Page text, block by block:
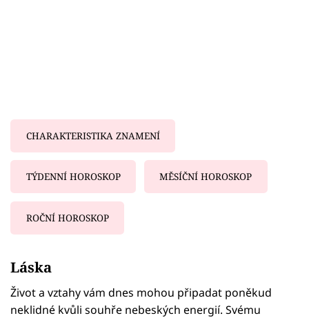
CHARAKTERISTIKA ZNAMENÍ
TÝDENNÍ HOROSKOP MĚSÍČNÍ HOROSKOP
ROČNÍ HOROSKOP
Láska
Život a vztahy vám dnes mohou připadat poněkud
neklidné kvůli souhře nebeských energií. Svému